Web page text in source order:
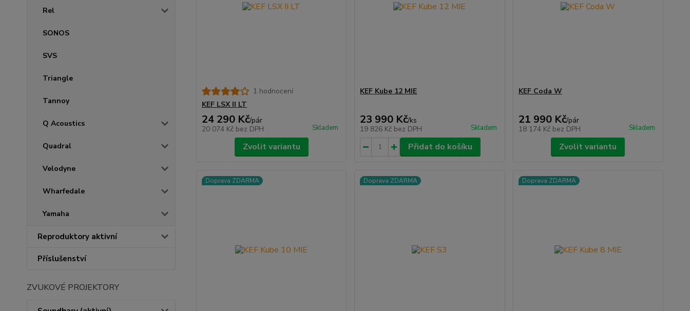
Rel
SONOS
SVS
Triangle
Tannoy
Q Acoustics
Quadral
Velodyne
Wharfedale
Yamaha
Reproduktory aktivní
Příslušenství
ZVUKOVÉ PROJEKTORY
1 hodnocení
KEF LSX II LT
24 290 Kč/pár
20 074 Kč bez DPH Skladem
Zvolit variantu
KEF Kube 12 MIE
23 990 Kč/ks
19 826 Kč bez DPH Skladem
Přidat do košíku
KEF Coda W
21 990 Kč/pár
18 174 Kč bez DPH Skladem
Zvolit variantu
Doprava ZDARMA Doprava ZDARMA Doprava ZDARMA